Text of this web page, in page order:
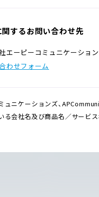
するお問い合わせ先
エーピーコミュニケーショ
わせフォーム
ュニケーションズ、
る会社名及び商品名／サービ